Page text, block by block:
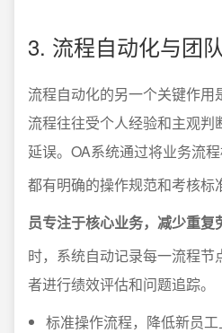
3. 流程自动化与团
流程自动化的另一个关键作用
流程往往受个人经验和主观判
延误。OA系统通过将业务流
都有明确的操作规范和考核标
员专注于核心业务，减少重复
时，系统自动记录每一流程节
者进行绩效评估和问题追踪。
标准操作流程，降低新员工